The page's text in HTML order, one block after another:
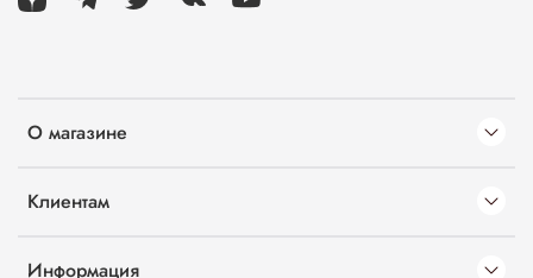
О магазине
Клиентам
Информация